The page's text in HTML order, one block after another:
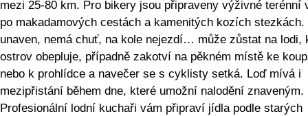
mezi 25-80 km. Pro bikery jsou připraveny výživné terénní
po makadamových cestách a kamenitých kozích stezkách.
unaven, nemá chuť, na kole nejezdí… může zůstat na lodi,
ostrov obepluje, případně zakotví na pěkném místě ke
nebo k prohlídce a navečer se s cyklisty setká. Loď mívá i
mezipřistání během dne, které umožní nalodění znaveným.
Profesionální lodní kuchaři vám připraví jídla podle starých